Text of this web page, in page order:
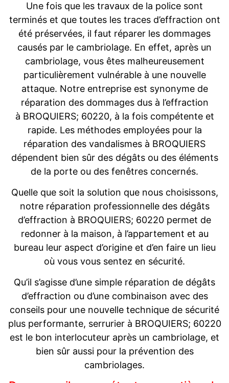
Une fois que les travaux de la police sont
terminés et que toutes les traces d’effraction ont
été préservées, il faut réparer les dommages
causés par le cambriolage. En effet, après un
cambriolage, vous êtes malheureusement
particulièrement vulnérable à une nouvelle
attaque. Notre entreprise est synonyme de
réparation des dommages dus à l’effraction
à BROQUIERS; 60220, à la fois compétente et
rapide. Les méthodes employées pour la
réparation des vandalismes à BROQUIERS
dépendent bien sûr des dégâts ou des éléments
de la porte ou des fenêtres concernés.
Quelle que soit la solution que nous choisissons,
notre réparation professionnelle des dégâts
d’effraction à BROQUIERS; 60220 permet de
redonner à la maison, à l’appartement et au
bureau leur aspect d’origine et d’en faire un lieu
où vous vous sentez en sécurité.
Qu’il s’agisse d’une simple réparation de dégâts
d’effraction ou d’une combinaison avec des
conseils pour une nouvelle technique de sécurité
plus performante, serrurier à BROQUIERS; 60220
est le bon interlocuteur après un cambriolage, et
bien sûr aussi pour la prévention des
cambriolages.